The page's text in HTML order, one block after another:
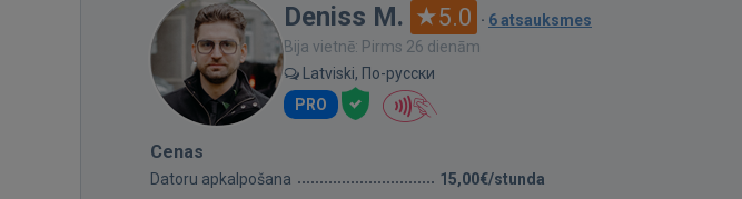
Deniss M. 5.0 · 6 atsauksmes
Bija vietnē: Pirms 26 dienām
Latviski, По-русски
PRO
Cenas
Datoru apkalpošana 15,00€/stunda